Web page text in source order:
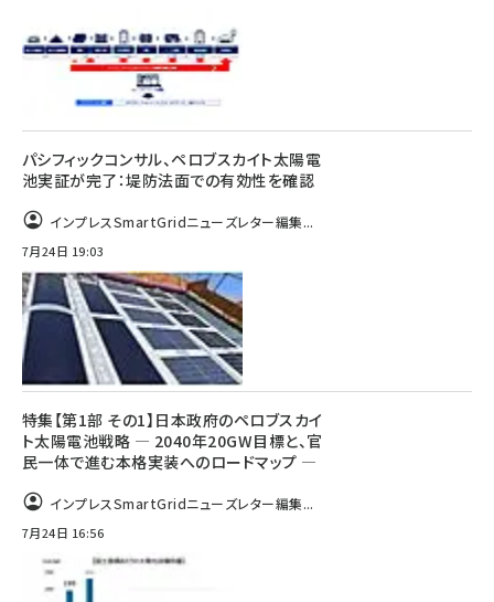
パシフィックコンサル、ペロブスカイト太陽電
池実証が完了：堤防法面での有効性を確認
インプレスSmartGridニューズレター編集...
7月24日 19:03
特集【第1部 その1】日本政府のペロブスカイ
ト太陽電池戦略 ― 2040年20GW目標と、官
民一体で進む本格実装へのロードマップ ―
インプレスSmartGridニューズレター編集...
7月24日 16:56